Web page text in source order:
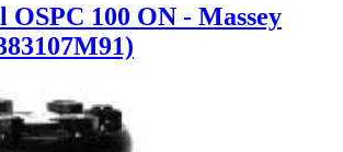
100 ON - Massey